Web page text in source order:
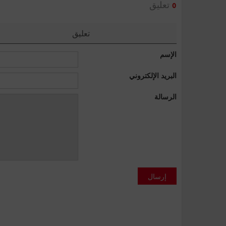
0 تعليق
تعليق
الإسم
البريد الإلكتروني
الرسالة
إرسال